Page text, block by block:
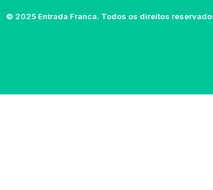
© 2025 Entrada Franca. Todos os direitos